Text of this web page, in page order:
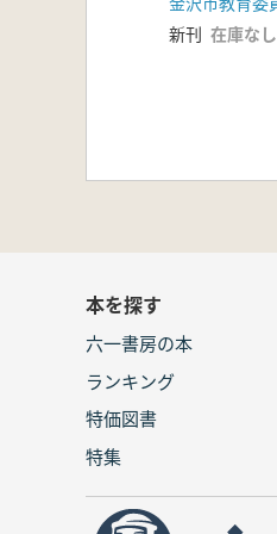
新刊 在庫なし
本を探す
六一書房の本
ランキング
特価図書
特集